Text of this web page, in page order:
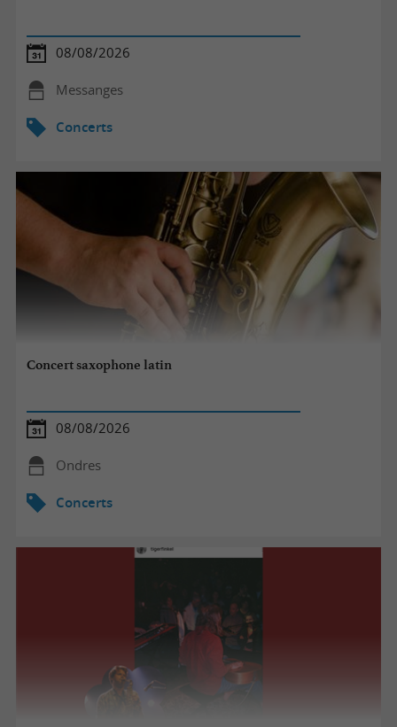
08/08/2026
Messanges
Concerts
Concert saxophone latin
08/08/2026
Ondres
Concerts